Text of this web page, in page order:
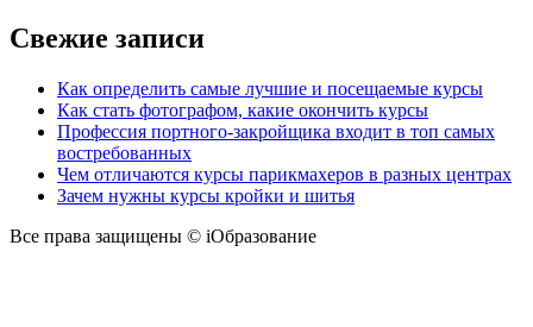
Свежие записи
Как определить самые лучшие и посещаемые курсы
Как стать фотографом, какие окончить курсы
Профессия портного-закройщика входит в топ самых
востребованных
Чем отличаются курсы парикмахеров в разных центрах
Зачем нужны курсы кройки и шитья
Все права защищены © iОбразование